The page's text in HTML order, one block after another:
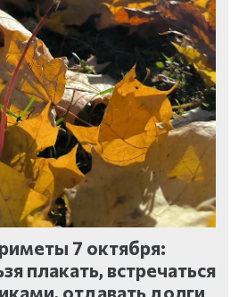
7 октября:
плакать, встречаться
отдавать долги